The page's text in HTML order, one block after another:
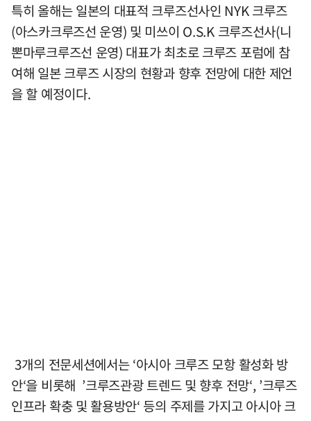
특히 올해는 일본의 대표적 크루즈선사인 NYK 크루즈
(아스카크루즈선 운영) 및 미쓰이 O.S.K 크루즈선사(니
뽄마루크루즈선 운영) 대표가 최초로 크루즈 포럼에 참
여해 일본 크루즈 시장의 현황과 향후 전망에 대한 제언
을 할 예정이다.
3개의 전문세션에서는 ‘아시아 크루즈 모항 활성화 방
안‘을 비롯해 ’크루즈관광 트렌드 및 향후 전망‘, ’크루즈
인프라 확충 및 활용방안‘ 등의 주제를 가지고 아시아 크